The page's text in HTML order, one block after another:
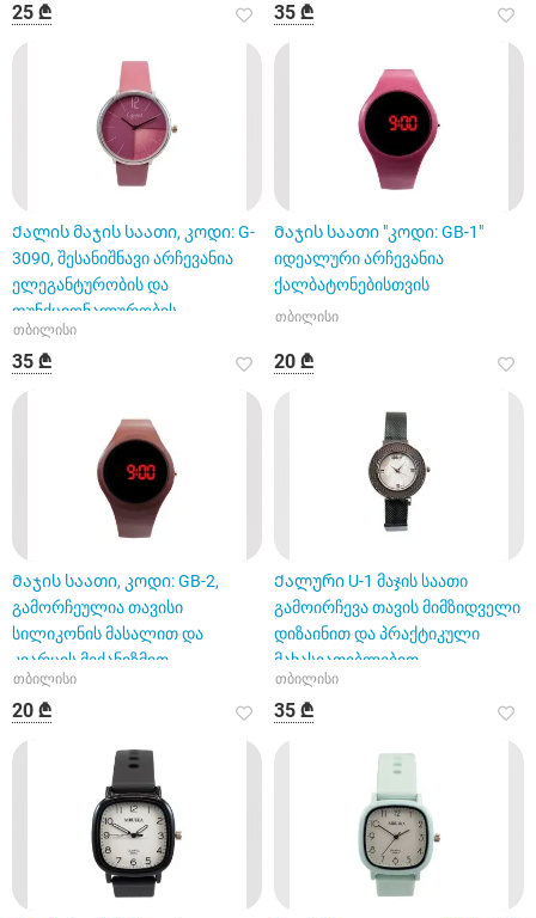
25 ₾ 35 ₾
Ქალის მაჯის საათი, კოდი: G-
3090, შესანიშნავი არჩევანია
ელეგანტურობის და
ფუნქციონალურობის
მოყვარულთათ
თბილისი
35 ₾
Მაჯის საათი "კოდი: GB-1"
იდეალური არჩევანია
ქალბატონებისთვის
თბილისი
20 ₾
Მაჯის საათი, კოდი: GB-2,
გამორჩეულია თავისი
სილიკონის მასალით და
კვარცის მექანიზმით
თბილისი
20 ₾
Ქალური U-1 მაჯის საათი
გამოირჩევა თავის მიმზიდველი
დიზაინით და პრაქტიკული
მახასიათებლებით.
თბილისი
35 ₾